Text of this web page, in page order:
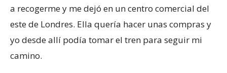
a recogerme y me dejó en un centro comercial del
este de Londres. Ella quería hacer unas compras y
yo desde allí podía tomar el tren para seguir mi
camino.